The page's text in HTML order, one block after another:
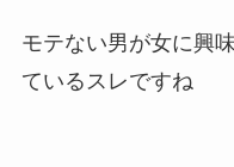
モテない男が女に興
ているスレですね